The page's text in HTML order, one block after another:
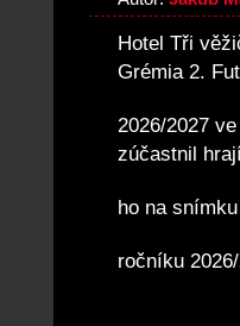
Hotel Tři
Grémia 2.
2026/2027
zúčastnil
ho na
ročníku